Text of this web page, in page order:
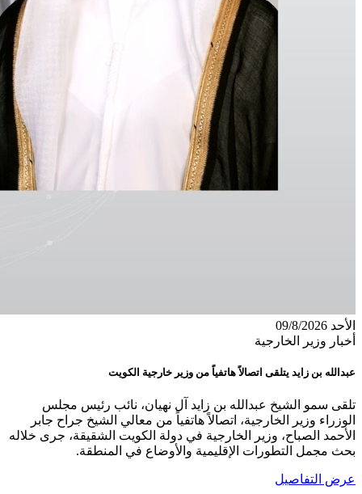
الأحد 09/8/2026
أخبار وزير الخارجية
عبدالله بن زايد يتلقى اتصالاً هاتفياً من وزير خارجية الكويت
تلقى سمو الشيخ عبدالله بن زايد آل نهيان، نائب رئيس مجلس
الوزراء وزير الخارجية، اتصالاً هاتفياً من معالي الشيخ جراح جابر
الأحمد الصباح، وزير الخارجية في دولة الكويت الشقيقة، جرى خلاله
بحث مجمل التطورات الإقليمية والأوضاع في المنطقة.
عرض التفاصيل